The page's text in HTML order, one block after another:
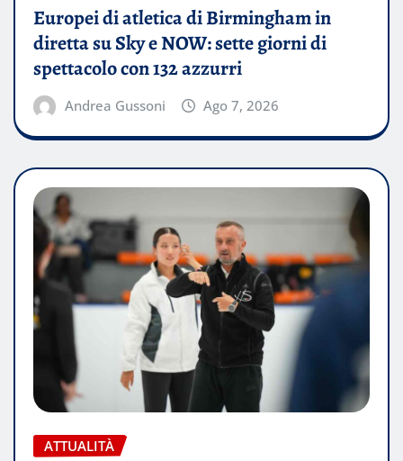
Europei di atletica di Birmingham in
diretta su Sky e NOW: sette giorni di
spettacolo con 132 azzurri
Andrea Gussoni Ago 7, 2026
ATTUALITÀ